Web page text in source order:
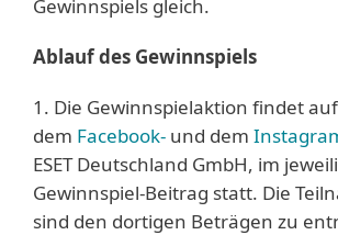
Gewinnspiels gleich.
Ablauf des Gewinnspiels
1. Die Gewinnspielaktion findet auf
dem Facebook- und dem
ESET Deutschland GmbH, im
Gewinnspiel-Beitrag statt. Die
sind den dortigen Beträgen zu